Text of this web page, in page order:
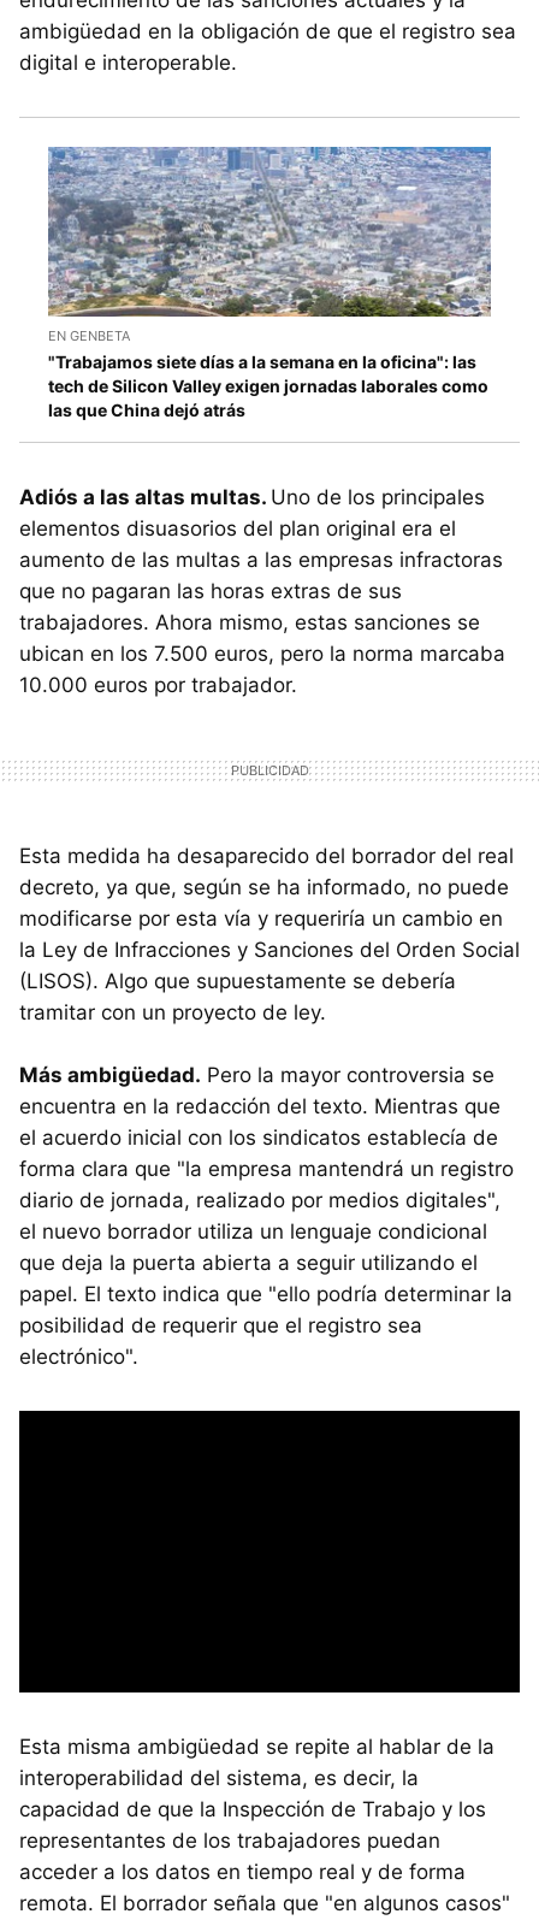
ambigüedad en la obligación de que el registro sea
digital e interoperable.
EN GENBETA
"Trabajamos siete días a la semana en la oficina": las
tech de Silicon Valley exigen jornadas laborales como
las que China dejó atrás
Adiós a las altas multas. Uno de los principales
elementos disuasorios del plan original era el
aumento de las multas a las empresas infractoras
que no pagaran las horas extras de sus
trabajadores. Ahora mismo, estas sanciones se
ubican en los 7.500 euros, pero la norma marcaba
10.000 euros por trabajador.
Esta medida ha desaparecido del borrador del real
decreto, ya que, según se ha informado, no puede
modificarse por esta vía y requeriría un cambio en
la Ley de Infracciones y Sanciones del Orden Social
(LISOS). Algo que supuestamente se debería
tramitar con un proyecto de ley.
Más ambigüedad. Pero la mayor controversia se
encuentra en la redacción del texto. Mientras que
el acuerdo inicial con los sindicatos establecía de
forma clara que "la empresa mantendrá un registro
diario de jornada, realizado por medios digitales",
el nuevo borrador utiliza un lenguaje condicional
que deja la puerta abierta a seguir utilizando el
papel. El texto indica que "ello podría determinar la
posibilidad de requerir que el registro sea
electrónico".
Esta misma ambigüedad se repite al hablar de la
interoperabilidad del sistema, es decir, la
capacidad de que la Inspección de Trabajo y los
representantes de los trabajadores puedan
acceder a los datos en tiempo real y de forma
remota. El borrador señala que "en algunos casos"